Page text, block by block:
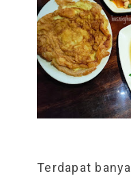
Terdapat